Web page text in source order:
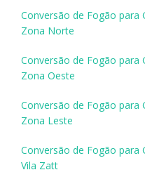
Conversão de Fogão para
Zona Norte
Conversão de Fogão para
Zona Oeste
Conversão de Fogão para
Zona Leste
Conversão de Fogão para
Vila Zatt